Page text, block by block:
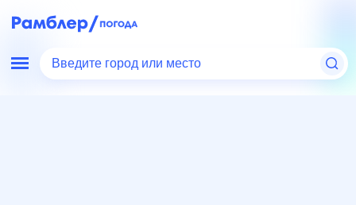
Введите город или место